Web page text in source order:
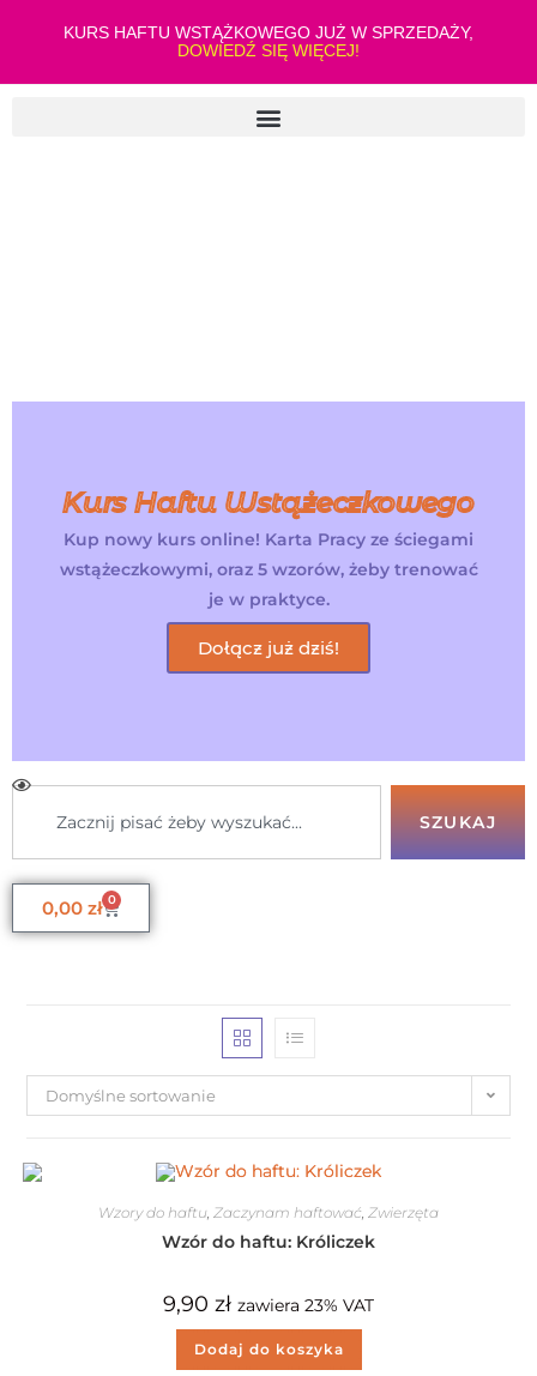
KURS HAFTU WSTĄŻKOWEGO JUŻ W SPRZEDAŻY,
DOWIEDŹ SIĘ WIĘCEJ!
Kurs Haftu Wstążeczkowego
Kup nowy kurs online! Karta Pracy ze ściegami
wstążeczkowymi, oraz 5 wzorów, żeby trenować
je w praktyce.
Dołącz już dziś!
SZUKAJ
0,00 zł 0
Domyślne sortowanie
Wzory do haftu, Zaczynam haftować, Zwierzęta
Wzór do haftu: Króliczek
9,90 zł zawiera 23% VAT
Dodaj do koszyka